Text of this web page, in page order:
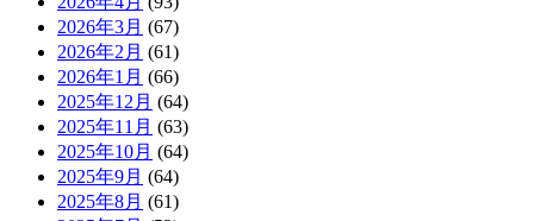
2026年3月 (67)
2026年2月 (61)
2026年1月 (66)
2025年12月 (64)
2025年11月 (63)
2025年10月 (64)
2025年9月 (64)
2025年8月 (61)